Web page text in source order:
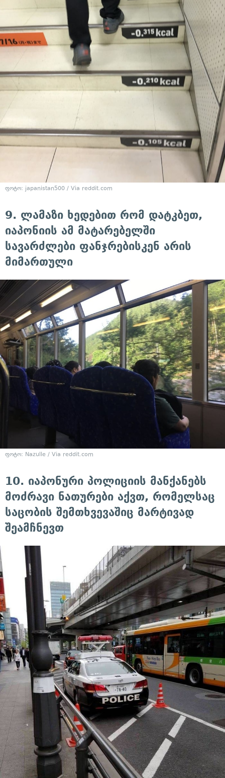
ფოტო: japanistan500 / Via reddit.com
9. ლამაზი ხედებით რომ დატკბეთ,
იაპონიის ამ მატარებელში
სავარძლები ფანჯრებისკენ არის
მიმართული
ფოტო: Nazulle / Via reddit.com
10. იაპონური პოლიციის მანქანებს
მოძრავი ნათურები აქვთ, რომელსაც
საცობის შემთხვევაშიც მარტივად
შეამჩნევთ